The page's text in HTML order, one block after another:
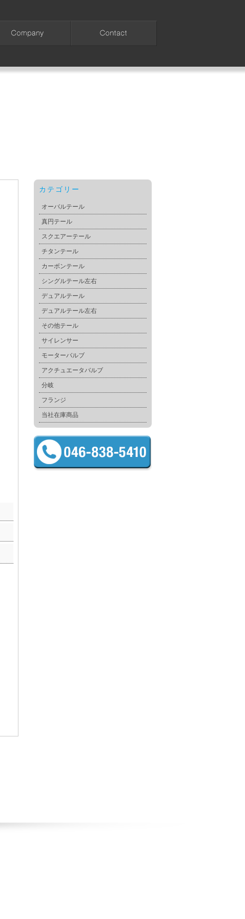
カテゴリー
オーバルテール
真円テール
スクエアーテール
チタンテール
カーボンテール
シングルテール左右
デュアルテール
デュアルテール左右
その他テール
サイレンサー
モーターバルブ
アクチュエータバルブ
分岐
フランジ
当社在庫商品